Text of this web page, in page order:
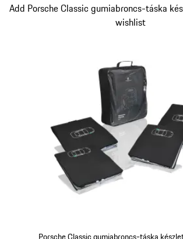
Add Porsche Classic gumiabroncs-táska
wishlist
Dia 4/5